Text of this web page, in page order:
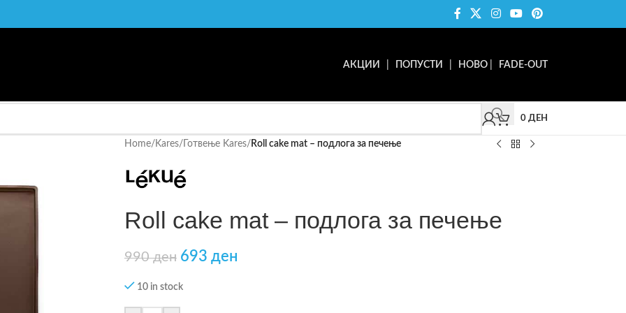
АКЦИИ ПОПУСТИ НОВО FADE-OUT
0 ДЕН
Home/ Kares/ Готвење Kares/ Roll cake mat – подлога за печење
Roll cake mat – подлога за печење
990ден 693 ден
10 in stock